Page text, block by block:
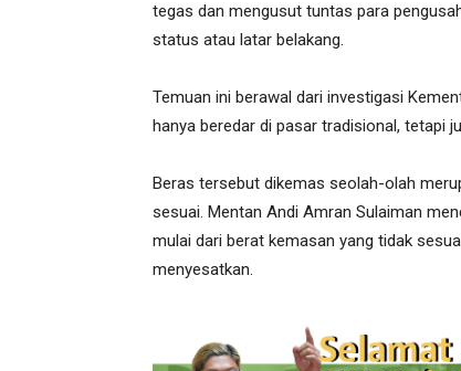
tegas dan mengusut tuntas para
status atau latar belakang.
Temuan ini berawal dari investigasi
hanya beredar di pasar tradisional, tetapi
Beras tersebut dikemas seolah-olah
sesuai. Mentan Andi Amran Sulaiman
mulai dari berat kemasan yang tidak
menyesatkan.